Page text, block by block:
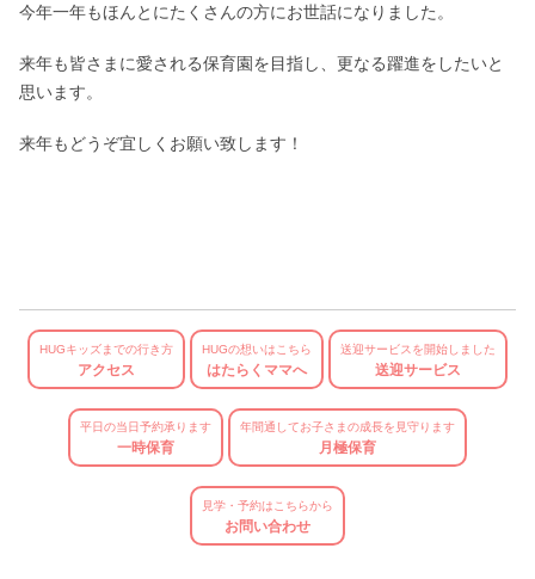
今年一年もほんとにたくさんの方にお世話になりました。
来年も皆さまに愛される保育園を目指し、更なる躍進をしたいと
思います。
来年もどうぞ宜しくお願い致します！
HUGキッズまでの行き方
アクセス
HUGの想いはこちら
はたらくママへ
送迎サービスを開始しました
送迎サービス
平日の当日予約承ります
一時保育
年間通してお子さまの成長を見守ります
月極保育
見学・予約はこちらから
お問い合わせ